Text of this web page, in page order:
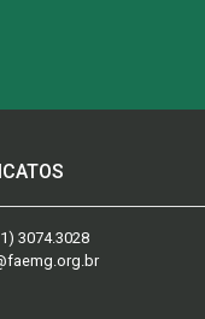
3074.3028